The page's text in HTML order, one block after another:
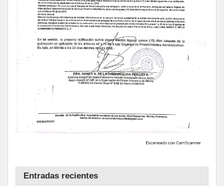
Entradas recientes